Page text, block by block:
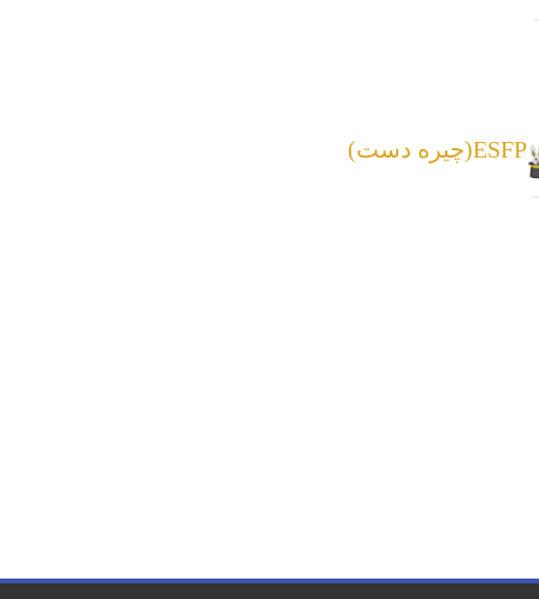
ESFP(چیره دست)